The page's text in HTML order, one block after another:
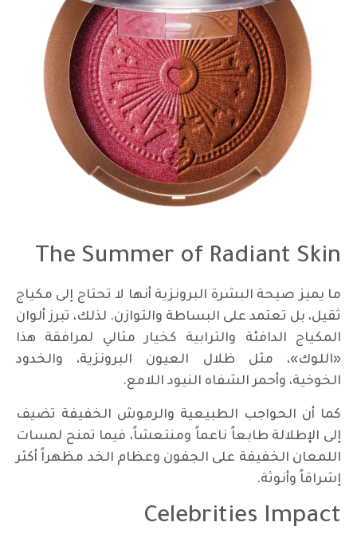
The Summer of Radiant Skin
ما يميز صيحة البشرة البرونزية أنها لا تحتاج إلى مكياج
ثقيل، بل تعتمد على البساطة والتوازن. لذلك، تبرز ألوان
المكياج الدافئة والترابية كخيار مثالي لمرافقة هذا
«اللوك»، مثل ظلال العيون البرونزية، والخدود
الخوخية، وأحمر الشفاه النيود اللامع.
كما أن الحواجب الطبيعية والرموش الخفيفة تضيف
إلى الإطلالة طابعاً ناعماً ومنتعشاً، فيما تمنح لمسات
اللمعان الخفيفة على الجفون وعظام الخد مظهراً أكثر
إشراقاً وأنوثة.
Celebrities Impact